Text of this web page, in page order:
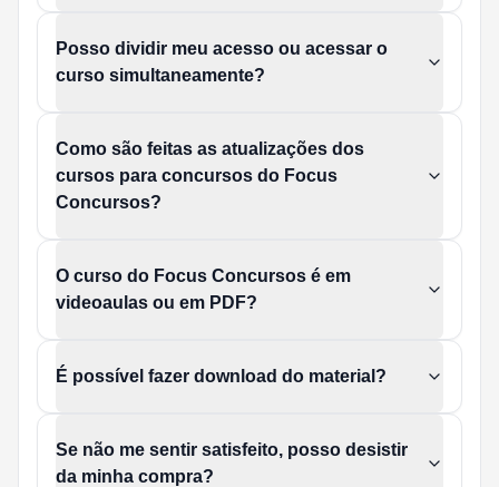
Posso dividir meu acesso ou acessar o
curso simultaneamente?
Como são feitas as atualizações dos
cursos para concursos do Focus
Concursos?
O curso do Focus Concursos é em
videoaulas ou em PDF?
É possível fazer download do material?
Se não me sentir satisfeito, posso desistir
da minha compra?